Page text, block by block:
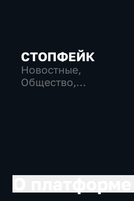
СТОПФЕЙК
Новостные,
Общество,